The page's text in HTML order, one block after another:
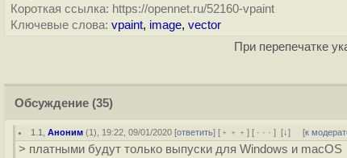
Короткая ссылка: https://opennet.ru/52160-vpaint
Ключевые слова: vpaint, image, vector
При перепечатке
Обсуждение (35)
1.1 ,Аноним (1), 19:22, 09/01/2020 [ответить] [ ﹢﹢﹢] [ · · ·][↓] [к
> платными будут только выпуски для Windows и macOS